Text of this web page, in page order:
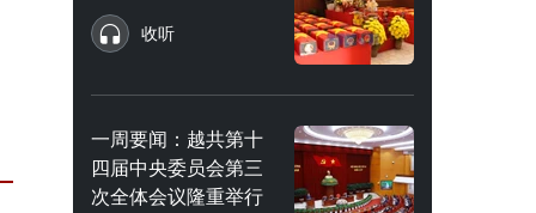
收听
一周要闻：越共第十
四届中央委员会第三
次全体会议隆重举行